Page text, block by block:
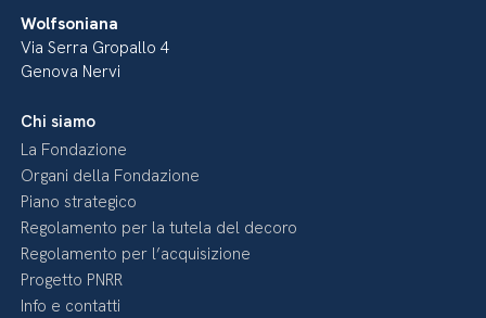
Wolfsoniana
Via Serra Gropallo 4
Genova Nervi
Chi siamo
La Fondazione
Organi della Fondazione
Piano strategico
Regolamento per la tutela del decoro
Regolamento per l’acquisizione
Progetto PNRR
Info e contatti